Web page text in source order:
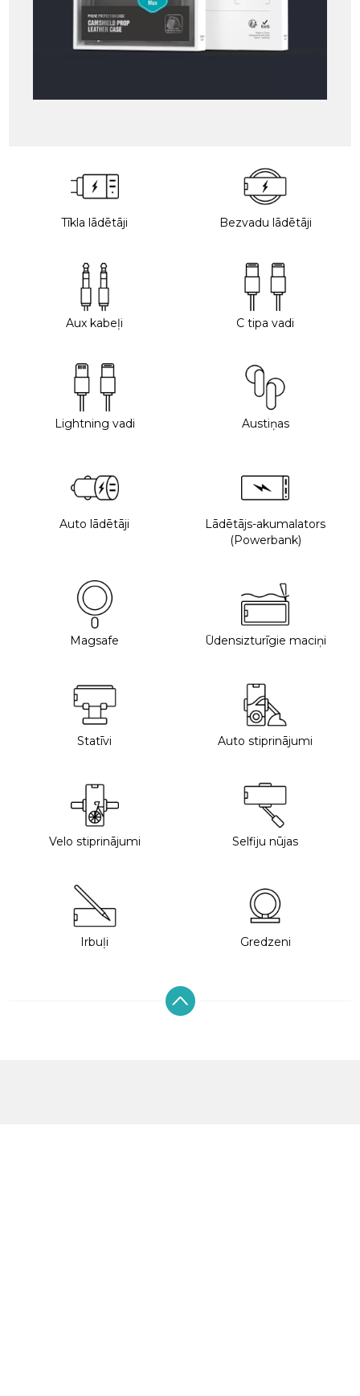
Tīkla lādētāji Bezvadu lādētāji
Aux kabeļi C tipa vadi
Lightning vadi Austiņas
Auto lādētāji
Lādētājs-akumalators
(Powerbank)
Magsafe Ūdensizturīgie maciņi
Statīvi Auto stiprinājumi
Velo stiprinājumi Selfiju nūjas
Irbuļi Gredzeni